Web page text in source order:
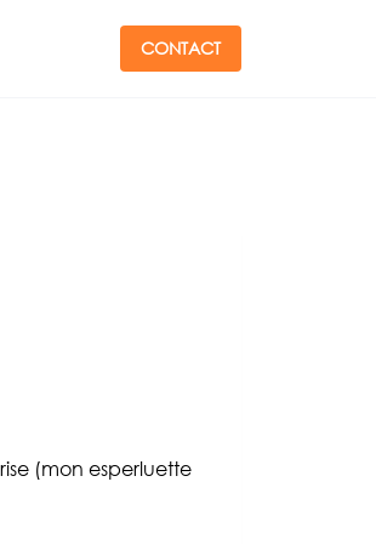
CONTACT
(mon esperluette